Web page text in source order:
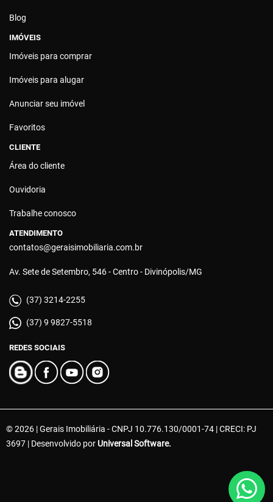
Blog
IMÓVEIS
Imóveis para comprar
Imóveis para alugar
Anunciar seu imóvel
Favoritos
CLIENTE
Área do cliente
Ouvidoria
Trabalhe conosco
ATENDIMENTO
contatos@geraisimobiliaria.com.br
Av. Sete de Setembro, 546 - Centro - Divinópolis/MG
(37) 3214-2255
(37) 9 9827-5518
REDES SOCIAIS
© 2026 | Gerais Imobiliária - CNPJ 10.776.130/0001-74 | CRECI: PJ
3697 | Desenvolvido por Universal Software.